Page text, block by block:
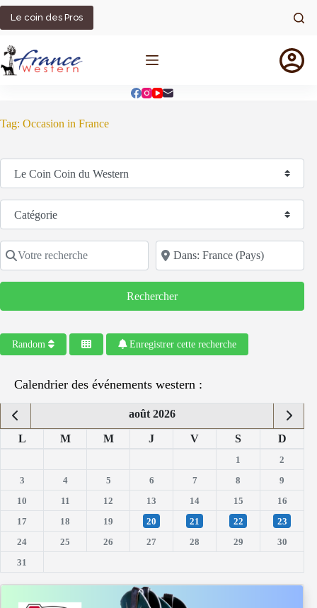
Passer
contenu
Le coin des Pros
Tag: Occasion in France
Sélectionnez le type de recherche
Catégorie
Votre recherche Code postal/région/ville
RechercherRechercher
Random Enregistrer cette recherche
Calendrier des événements western :
août 2026
L M M J V S D
1
2
3
4 5 6 7 8
9
10
11 12 13 14 15
16
17
18 19 20 21 22
23
24
25 26 27 28 29
30
31